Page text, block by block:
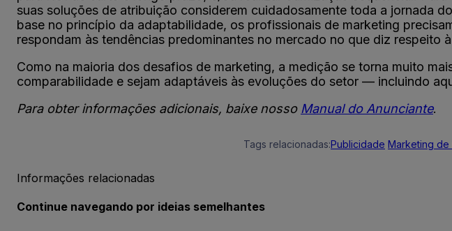
suas soluções de atribuição considerem cuidadosamente toda a jornada
base no princípio da adaptabilidade, os profissionais de marketing
respondam às tendências predominantes no mercado no que diz respeito
Como na maioria dos desafios de marketing, a medição se torna muito
comparabilidade e sejam adaptáveis às evoluções do setor — incluindo
Para obter informações adicionais, baixe nosso Manual do Anunciante.
Tags relacionadas:Publicidade Marketing de
Informações relacionadas
Continue navegando por ideias semelhantes